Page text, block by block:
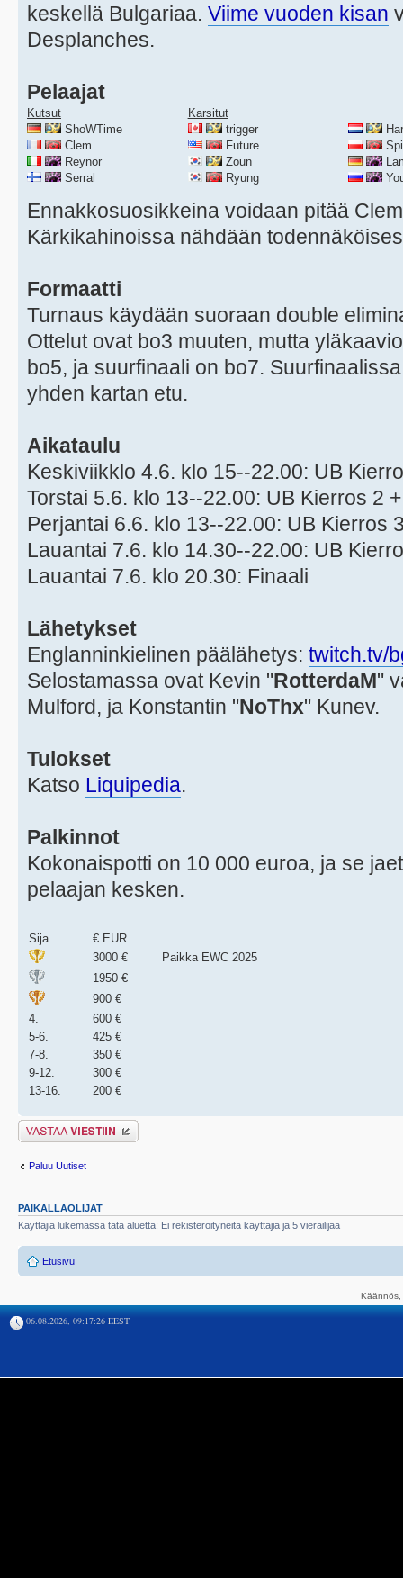
keskellä Bulgariaa. Viime vuoden kisan
Desplanches.
Pelaajat
Kutsut
ShoWTime
Clem
Reynor
Serral
Karsitut
trigger
Future
Zoun
Ryung
Ennakkosuosikkeina voidaan pitää
Kärkikahinoissa nähdään
Formaatti
Turnaus käydään suoraan double
Ottelut ovat bo3 muuten, mutta
bo5, ja suurfinaali on bo7.
yhden kartan etu.
Aikataulu
Keskiviikklo 4.6. klo 15--22.00: UB
Torstai 5.6. klo 13--22.00: UB Kierros 2
Perjantai 6.6. klo 13--22.00: UB Kierros
Lauantai 7.6. klo 14.30--22.00: UB
Lauantai 7.6. klo 20.30: Finaali
Lähetykset
Englanninkielinen päälähetys: twitch.tv/
Selostamassa ovat Kevin "RotterdaM"
Mulford, ja Konstantin "NoThx" Kunev.
Tulokset
Katso Liquipedia.
Palkinnot
Kokonaispotti on 10 000 euroa, ja se
pelaajan kesken.
Sija
€ EUR
3000 €
Paikka EWC 2025
1950 €
900 €
4.
600 €
5-6.
425 €
7-8.
350 €
9-12.
300 €
13-16.
200 €
Lähetä vastaus
Paluu Uutiset
PAIKALLAOLIJAT
Käyttäjiä lukemassa tätä aluetta: Ei rekisteröityneitä käyttäjiä ja 5 vierailijaa
Etusivu
06.08.2026, 09:17:26 EEST